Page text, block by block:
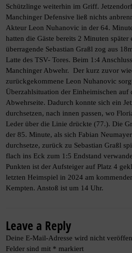
Schützlinge weiterhin im Griff.
Manchinger Defensive ließ nichts
Akteur Leon Nuhanovic in der 64.
hatten die Gäste bereits 2 Minuten später
überragende Sebastian Graßl zog aus
Latte des TSV- Tores. Beim 1:4
Manchinger Abwehr. Der kurz zuvor
zurückgekommene Leon Nuhanovic
Überzahlsituation der Einheimischen
Abwehrseite. Dadurch konnte sich ein
durchsetzen, nach innen passen, wo
Leder über die Linie drückte (77.). Die
der 85. Minute, als sich Fabian
durchsetze, zurück zu Sebastian Graßl
flach ins Eck zum 1:5 Endstand
Punkten ist der Aufsteiger auf Platz 4
letzten Heimspiel in 2024 am
Kempten. Anstoß ist um 14 Uhr.
Leave a Reply
Deine E-Mail-Adresse wird nicht
Felder sind mit * markiert